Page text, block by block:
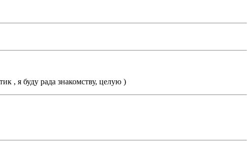
, я буду рада знакомству, целую )